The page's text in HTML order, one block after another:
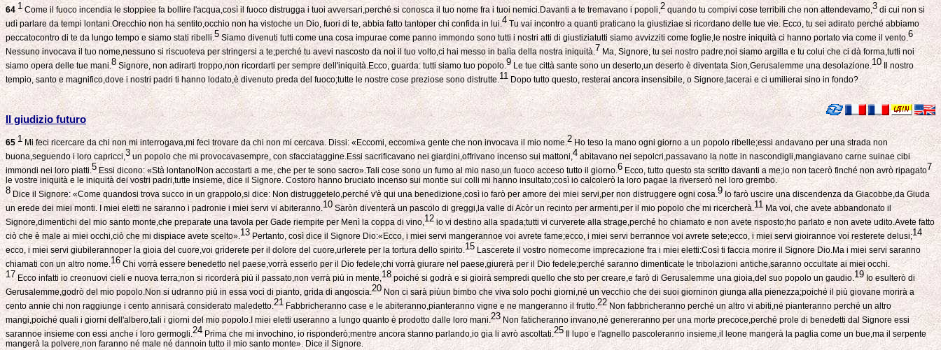
64 1Come il fuoco incendia le stoppiee fa bollire l'acqua,così il fuoco distrugga i tuoi avversari,perché si conosca il tuo nome fra i tuoi nemici.Davanti a te tremavano i popoli,2quando tu compivi cose terribili che non attendevamo,3di cui non si
udì parlare da tempi lontani.Orecchio non ha sentito,occhio non ha vistoche un Dio, fuori di te, abbia fatto tantoper chi confida in lui.4Tu vai incontro a quanti praticano la giustiziae si ricordano delle tue vie. Ecco, tu sei adirato perché abbiamo
peccatocontro di te da lungo tempo e siamo stati ribelli.5Siamo divenuti tutti come una cosa impurae come panno immondo sono tutti i nostri atti di giustiziatutti siamo avvizziti come foglie,le nostre iniquità ci hanno portato via come il vento.6
Nessuno invocava il tuo nome,nessuno si riscuoteva per stringersi a te;perché tu avevi nascosto da noi il tuo volto,ci hai messo in balìa della nostra iniquità.7 Ma, Signore, tu sei nostro padre;noi siamo argilla e tu colui che ci dà forma,tutti noi
siamo opera delle tue mani.8Signore, non adirarti troppo,non ricordarti per sempre dell'iniquità.Ecco, guarda: tutti siamo tuo popolo.9 Le tue città sante sono un deserto,un deserto è diventata Sion,Gerusalemme una desolazione.10Il nostro
tempio, santo e magnifico,dove i nostri padri ti hanno lodato,è divenuto preda del fuoco;tutte le nostre cose preziose sono distrutte.11Dopo tutto questo, resterai ancora insensibile, o Signore,tacerai e ci umilierai sino in fondo?
Il giudizio futuro
65 1Mi feci ricercare da chi non mi interrogava,mi feci trovare da chi non mi cercava. Dissi: «Eccomi, eccomi»a gente che non invocava il mio nome.2Ho teso la mano ogni giorno a un popolo ribelle;essi andavano per una strada non
buona,seguendo i loro capricci,3un popolo che mi provocavasempre, con sfacciataggine.Essi sacrificavano nei giardini,offrivano incenso sui mattoni,4abitavano nei sepolcri,passavano la notte in nascondigli,mangiavano carne suinae cibi
immondi nei loro piatti.5Essi dicono: «Stà lontano!Non accostarti a me, che per te sono sacro».Tali cose sono un fumo al mio naso,un fuoco acceso tutto il giorno.6 Ecco, tutto questo sta scritto davanti a me;io non tacerò finché non avrò ripagato7
le vostre iniquità e le iniquità dei vostri padri,tutte insieme, dice il Signore. Costoro hanno bruciato incenso sui montie sui colli mi hanno insultato;così io calcolerò la loro pagae la riverserò nel loro grembo.
8 Dice il Signore: «Come quandosi trova succo in un grappolo,si dice: Non distruggetelo,perché v'è qui una benedizione,così io farò per amore dei miei servi,per non distruggere ogni cosa.9 Io farò uscire una discendenza da Giacobbe,da Giuda
un erede dei miei monti. I miei eletti ne saranno i padronie i miei servi vi abiteranno.10 Saròn diventerà un pascolo di greggi,la valle di Acòr un recinto per armenti,per il mio popolo che mi ricercherà.11 Ma voi, che avete abbandonato il
Signore,dimentichi del mio santo monte,che preparate una tavola per Gade riempite per Menì la coppa di vino,12io vi destino alla spada;tutti vi curverete alla strage,perché ho chiamato e non avete risposto;ho parlato e non avete udito.Avete fatto
ciò che è male ai miei occhi,ciò che mi dispiace avete scelto».13 Pertanto, così dice il Signore Dio:«Ecco, i miei servi mangerannoe voi avrete fame;ecco, i miei servi berrannoe voi avrete sete;ecco, i miei servi gioirannoe voi resterete delusi;14
ecco, i miei servi giubilerannoper la gioia del cuore,voi griderete per il dolore del cuore,urlerete per la tortura dello spirito.15Lascerete il vostro nomecome imprecazione fra i miei eletti:Così ti faccia morire il Signore Dio.Ma i miei servi saranno
chiamati con un altro nome.16 Chi vorrà essere benedetto nel paese,vorrà esserlo per il Dio fedele;chi vorrà giurare nel paese,giurerà per il Dio fedele;perché saranno dimenticate le tribolazioni antiche,saranno occultate ai miei occhi.
17Ecco infatti io creonuovi cieli e nuova terra;non si ricorderà più il passato,non verrà più in mente,18poiché si godrà e si gioirà sempredi quello che sto per creare,e farò di Gerusalemme una gioia,del suo popolo un gaudio.19 Io esulterò di
Gerusalemme,godrò del mio popolo.Non si udranno più in essa voci di pianto, grida di angoscia.20 Non ci sarà piùun bimbo che viva solo pochi giorni,né un vecchio che dei suoi giorninon giunga alla pienezza;poiché il più giovane morirà a
cento annie chi non raggiunge i cento annisarà considerato maledetto.21Fabbricheranno case e le abiteranno,pianteranno vigne e ne mangeranno il frutto.22Non fabbricheranno perché un altro vi abiti,né pianteranno perché un altro
mangi,poiché quali i giorni dell'albero,tali i giorni del mio popolo.I miei eletti useranno a lungo quanto è prodotto dalle loro mani.23 Non faticheranno invano,né genereranno per una morte precoce,perché prole di benedetti dal Signore essi
sarannoe insieme con essi anche i loro germogli.24 Prima che mi invochino, io risponderò;mentre ancora stanno parlando,io gia li avrò ascoltati.25Il lupo e l'agnello pascoleranno insieme,il leone mangerà la paglia come un bue,ma il serpente
mangerà la polvere,non faranno né male né dannoin tutto il mio santo monte». Dice il Signore.